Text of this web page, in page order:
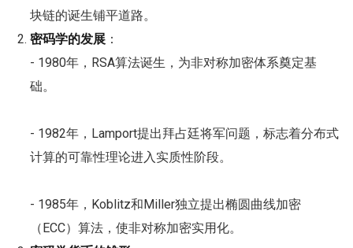
块链的诞生铺平道路。
密码学的发展：
- 1980年，RSA算法诞生，为非对称加密体系奠定基
础。
- 1982年，Lamport提出拜占廷将军问题，标志着分布式
计算的可靠性理论进入实质性阶段。
- 1985年，Koblitz和Miller独立提出椭圆曲线加密
（ECC）算法，使非对称加密实用化。